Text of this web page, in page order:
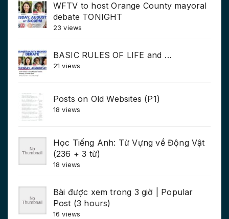
WFTV to host Orange County mayoral
debate TONIGHT
23 views
BASIC RULES OF LIFE and …
21 views
Posts on Old Websites (P1)
18 views
Học Tiếng Anh: Từ Vựng về Động Vật
(236 + 3 từ)
18 views
Bài được xem trong 3 giờ | Popular
Post (3 hours)
16 views